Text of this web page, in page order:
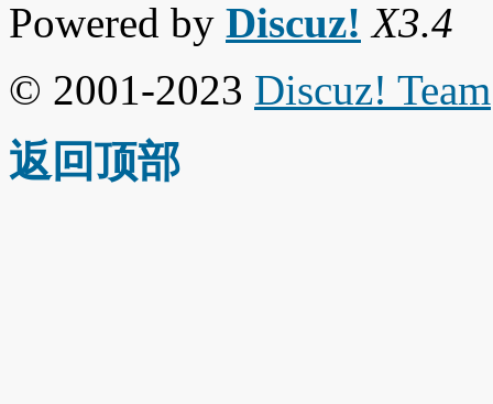
Powered by Discuz! X3.4
© 2001-2023 Discuz! Team
返回顶部